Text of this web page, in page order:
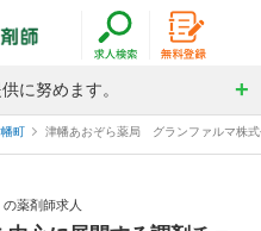
に努めます。
町 津幡あおぞら薬局 グランファルマ株式
の薬剤師求人